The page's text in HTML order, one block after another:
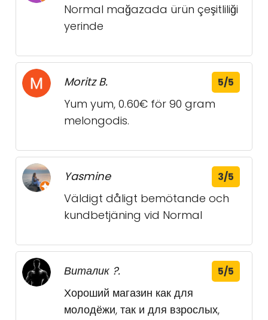
Normal mağazada ürün çeşitliliği
yerinde
Moritz B. 5/5
Yum yum, 0.60€ för 90 gram
melongodis.
Yasmine 3/5
Väldigt dåligt bemötande och
kundbetjäning vid Normal
Виталик ?. 5/5
Хороший магазин как для
молодёжи, так и для взрослых,